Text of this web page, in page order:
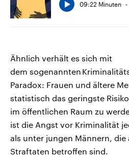
09:22 Minuten
Ähnlich verhält es sich mit
dem sogenannten
Paradox: Frauen und ältere
statistisch das geringste
im öffentlichen Raum zu
ist die Angst vor Kriminalität
als unter jungen Männern,
Straftaten betroffen sind.